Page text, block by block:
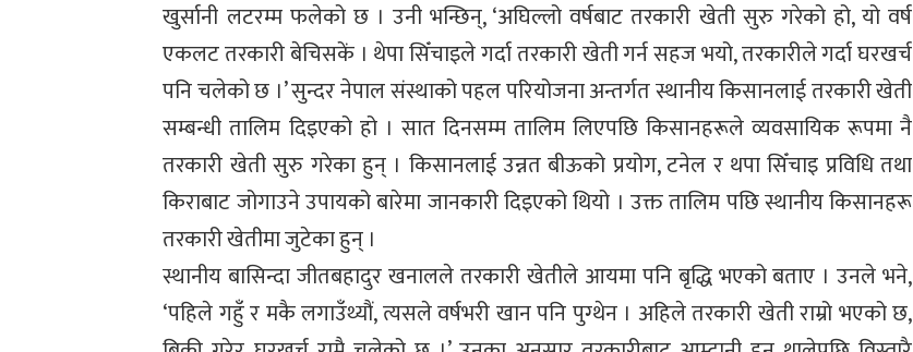
खुर्सानी लटरम्म फलेको छ । उनी भन्छिन्, ‘अघिल्लो वर्षबाट तरकारी खेती सुरु गरेको हो, यो वर्ष
एकलट तरकारी बेचिसकें । थेपा सिँचाइले गर्दा तरकारी खेती गर्न सहज भयो, तरकारीले गर्दा घरखर्च
पनि चलेको छ ।’ सुन्दर नेपाल संस्थाको पहल परियोजना अन्तर्गत स्थानीय किसानलाई तरकारी खेती
सम्बन्धी तालिम दिइएको हो । सात दिनसम्म तालिम लिएपछि किसानहरूले व्यवसायिक रूपमा नै
तरकारी खेती सुरु गरेका हुन् । किसानलाई उन्नत बीऊको प्रयोग, टनेल र थपा सिँचाइ प्रविधि तथा
किराबाट जोगाउने उपायको बारेमा जानकारी दिइएको थियो । उक्त तालिम पछि स्थानीय किसानहरू
तरकारी खेतीमा जुटेका हुन् ।
स्थानीय बासिन्दा जीतबहादुर खनालले तरकारी खेतीले आयमा पनि बृद्धि भएको बताए । उनले भने,
‘पहिले गहुँ र मकै लगाउँथ्यौं, त्यसले वर्षभरी खान पनि पुग्थेन । अहिले तरकारी खेती राम्रो भएको छ,